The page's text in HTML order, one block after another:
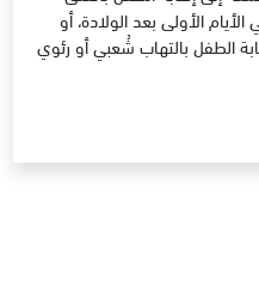
الأولى بعد الولادة، أو
الطفل بالتهاب شُعبي أو رئوي